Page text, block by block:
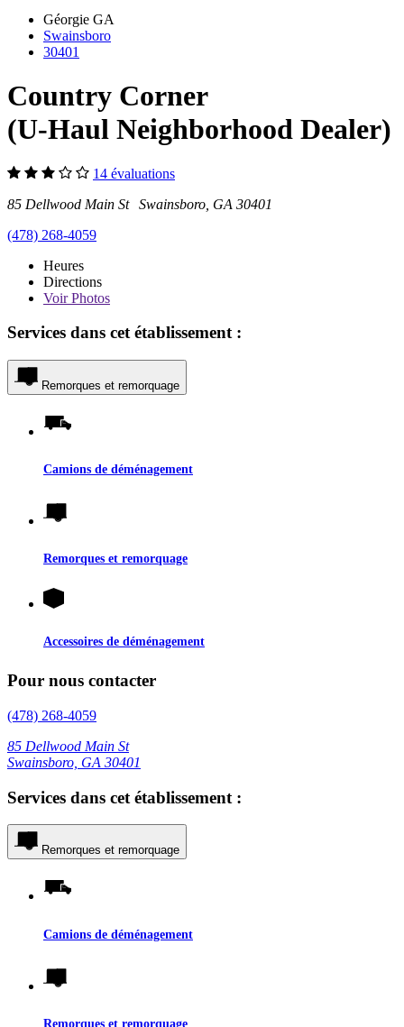
Géorgie GA
Swainsboro
30401
Country Corner
(U-Haul Neighborhood Dealer)
14 évaluations
85 Dellwood Main St Swainsboro, GA 30401
(478) 268-4059
Heures
Directions
VoirPhotos
Services dans cet établissement :
Remorques et remorquage
Camions de déménagement
Remorques et remorquage
Accessoires de déménagement
Pour nous contacter
(478) 268-4059
85 Dellwood Main St
Swainsboro, GA 30401
Services dans cet établissement :
Remorques et remorquage
Camions de déménagement
Remorques et remorquage